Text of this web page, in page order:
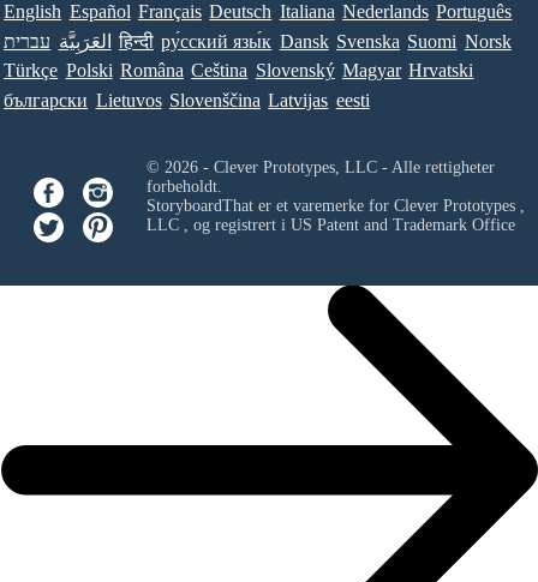
English Español Français Deutsch Italiana Nederlands Português
עברית العَرَبِيَّة हिन्दी ру́сский язы́к Dansk Svenska Suomi Norsk
Türkçe Polski Româna Ceština Slovenský Magyar Hrvatski
български Lietuvos Slovenščina Latvijas eesti
© 2026 - Clever Prototypes, LLC - Alle rettigheter
forbeholdt.
StoryboardThat er et varemerke for Clever Prototypes ,
LLC, og registrert i US Patent and Trademark Office